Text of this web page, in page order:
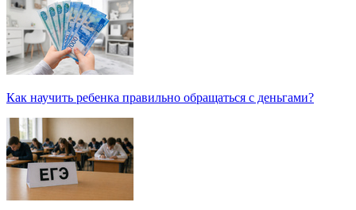
Как научить ребенка правильно обращаться с деньгами?